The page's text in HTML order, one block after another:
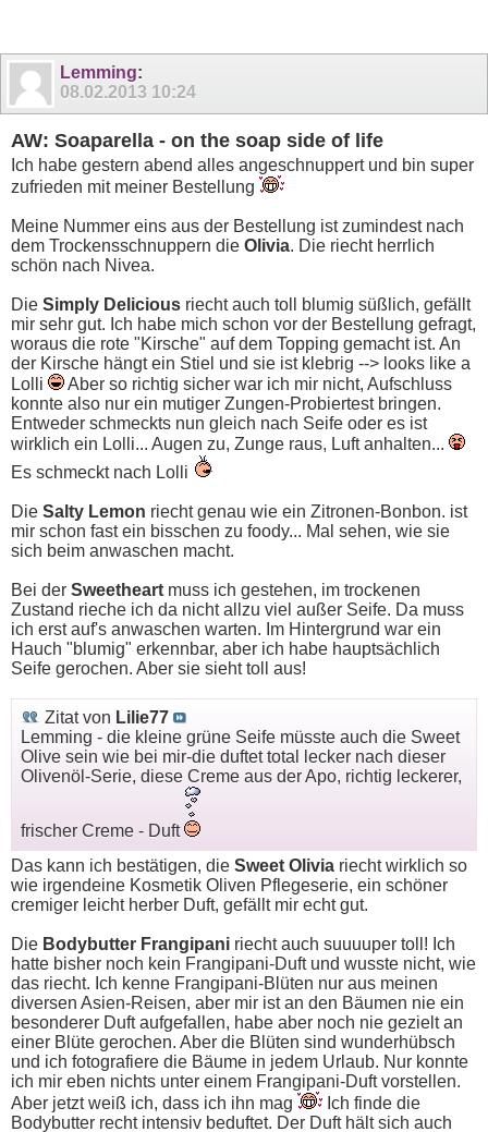
Lemming:
08.02.2013 10:24
AW: Soaparella - on the soap side of life
Ich habe gestern abend alles angeschnuppert und bin super
zufrieden mit meiner Bestellung
Meine Nummer eins aus der Bestellung ist zumindest nach
dem Trockensschnuppern die Olivia. Die riecht herrlich
schön nach Nivea.
Die Simply Delicious riecht auch toll blumig süßlich, gefällt
mir sehr gut. Ich habe mich schon vor der Bestellung gefragt,
woraus die rote "Kirsche" auf dem Topping gemacht ist. An
der Kirsche hängt ein Stiel und sie ist klebrig --> looks like a
Lolli
Aber so richtig sicher war ich mir nicht, Aufschluss
konnte also nur ein mutiger Zungen-Probiertest bringen.
Entweder schmeckts nun gleich nach Seife oder es ist
wirklich ein Lolli... Augen zu, Zunge raus, Luft anhalten...
Es schmeckt nach Lolli
Die Salty Lemon riecht genau wie ein Zitronen-Bonbon. ist
mir schon fast ein bisschen zu foody... Mal sehen, wie sie
sich beim anwaschen macht.
Bei der Sweetheart muss ich gestehen, im trockenen
Zustand rieche ich da nicht allzu viel außer Seife. Da muss
ich erst auf's anwaschen warten. Im Hintergrund war ein
Hauch "blumig" erkennbar, aber ich habe hauptsächlich
Seife gerochen. Aber sie sieht toll aus!
Zitat von Lilie77
Lemming - die kleine grüne Seife müsste auch die Sweet
Olive sein wie bei mir-die duftet total lecker nach dieser
Olivenöl-Serie, diese Creme aus der Apo, richtig leckerer,
frischer Creme - Duft
Das kann ich bestätigen, die Sweet Olivia riecht wirklich so
wie irgendeine Kosmetik Oliven Pflegeserie, ein schöner
cremiger leicht herber Duft, gefällt mir echt gut.
Die Bodybutter Frangipani riecht auch suuuuper toll! Ich
hatte bisher noch kein Frangipani-Duft und wusste nicht, wie
das riecht. Ich kenne Frangipani-Blüten nur aus meinen
diversen Asien-Reisen, aber mir ist an den Bäumen nie ein
besonderer Duft aufgefallen, habe aber noch nie gezielt an
einer Blüte gerochen. Aber die Blüten sind wunderhübsch
und ich fotografiere die Bäume in jedem Urlaub. Nur konnte
ich mir eben nichts unter einem Frangipani-Duft vorstellen.
Aber jetzt weiß ich, dass ich ihn mag
Ich finde die
Bodybutter recht intensiv beduftet. Der Duft hält sich auch